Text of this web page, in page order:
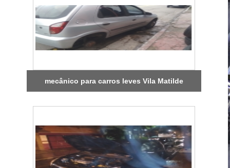
mecânico para carros leves Vila Matilde